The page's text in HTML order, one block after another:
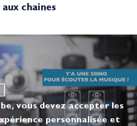
aux chaines
vous devez accepter les
personnalisée et